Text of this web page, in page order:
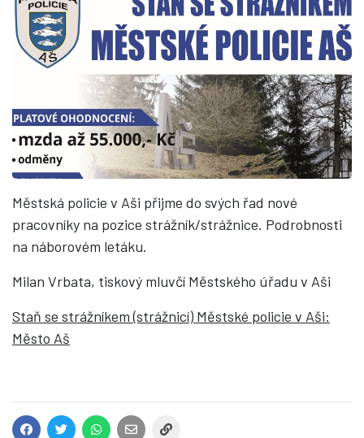
Městská policie v Aši přijme do svých řad nové
pracovníky na pozice strážník/strážnice. Podrobnosti
na náborovém letáku.
Milan Vrbata, tiskový mluvčí Městského úřadu v Aši
Staň se strážníkem (strážnicí) Městské policie v Aši:
Město Aš